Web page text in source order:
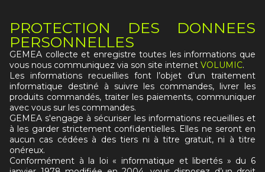
PROTECTION DES DONNEES
PERSONNELLES
GEMEA collecte et enregistre toutes les informations que
vous nous communiquez via son site internet VOLUMIC.
Les informations recueillies font l’objet d’un traitement
informatique destiné à suivre les commandes, livrer les
produits commandés, traiter les paiements, communiquer
avec vous sur les commandes.
GEMEA s'engage à sécuriser les informations recueillies et
à les garder strictement confidentielles. Elles ne seront en
aucun cas cédées à des tiers ni à titre gratuit, ni à titre
onéreux.
Conformément à la loi « informatique et libertés » du 6